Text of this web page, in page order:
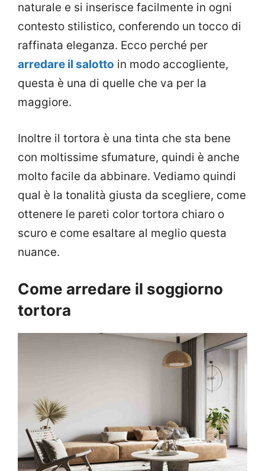
naturale e si inserisce facilmente in ogni
contesto stilistico, conferendo un tocco di
raffinata eleganza. Ecco perché per
arredare il salotto in modo accogliente,
questa è una di quelle che va per la
maggiore.
Inoltre il tortora è una tinta che sta bene
con moltissime sfumature, quindi è anche
molto facile da abbinare. Vediamo quindi
qual è la tonalità giusta da scegliere, come
ottenere le pareti color tortora chiaro o
scuro e come esaltare al meglio questa
nuance.
Come arredare il soggiorno
tortora